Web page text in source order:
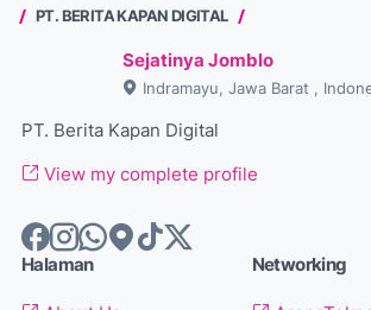
PT. BERITA KAPAN DIGITAL
Sejatinya Jomblo
Indramayu, Jawa Barat ,
PT. Berita Kapan Digital
View my complete profile
Halaman Networking